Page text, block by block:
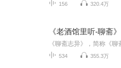
156 320.4万
《老酒馆里听-聊斋》
534 355.3万